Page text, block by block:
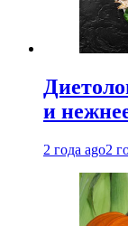
и
2 года ago2